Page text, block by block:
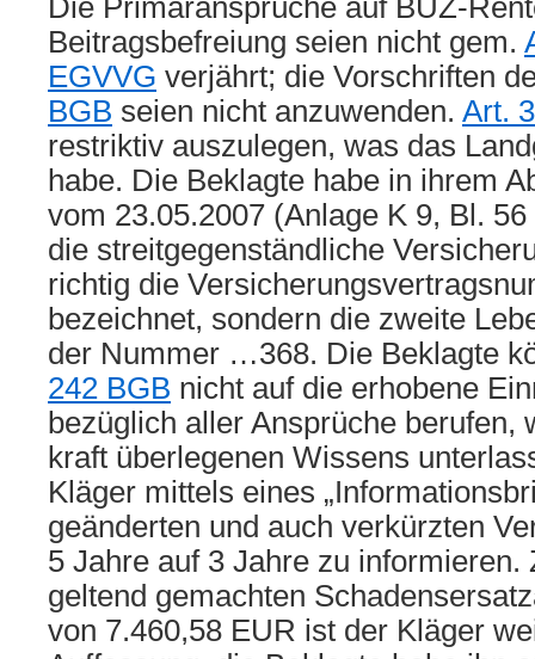
Die Primäransprüche auf BUZ-
Beitragsbefreiung seien nicht gem.
EGVVG verjährt; die Vorschriften
BGB seien nicht anzuwenden. Art.
restriktiv auszulegen, was das
habe. Die Beklagte habe in ihrem
vom 23.05.2007 (Anlage K 9, Bl.
die streitgegenständliche
richtig die
bezeichnet, sondern die zweite
der Nummer …368. Die Beklagte
242 BGB nicht auf die erhobene
bezüglich aller Ansprüche berufen,
kraft überlegenen Wissens
Kläger mittels eines
geänderten und auch verkürzten
5 Jahre auf 3 Jahre zu informieren.
geltend gemachten
von 7.460,58 EUR ist der Kläger